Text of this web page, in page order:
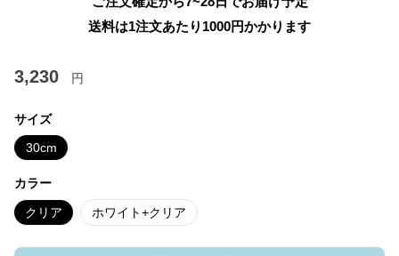
送料は1注文あたり 1000円かかります
3,230 円
サイズ
30cm
カラー
クリア ホワイト+クリア